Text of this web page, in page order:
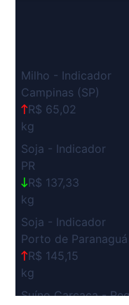
Milho - Indicador
Campinas (SP)
R$ 65,02
kg
Soja - Indicador
PR
R$ 137,33
kg
Soja - Indicador
Porto de Paranaguá
R$ 145,15
kg
Suíno Carcaça -